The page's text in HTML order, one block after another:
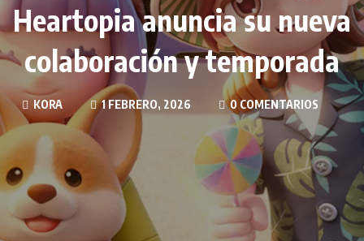
Heartopia anuncia su nueva
colaboración y temporada
KORA 1 FEBRERO, 2026 0 COMENTARIOS